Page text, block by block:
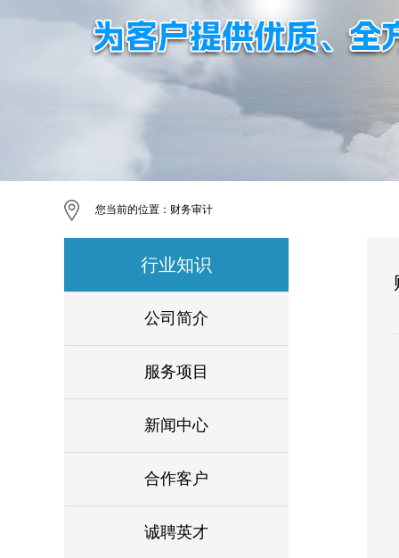
您当前的位置： 财务审计
行业知识
公司简介
服务项目
新闻中心
合作客户
诚聘英才